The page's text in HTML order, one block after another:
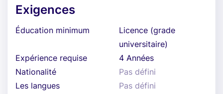
Exigences
Éducation minimum
Licence (grade
universitaire)
Expérience requise
4 Années
Nationalité
Pas défini
Les langues
Pas défini